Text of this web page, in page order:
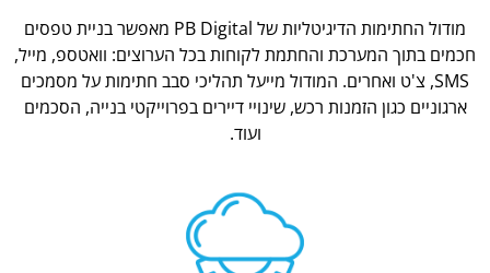
מודול החתימות הדיגיטליות של PB Digital מאפשר בניית טפסים
חכמים בתוך המערכת והחתמת לקוחות בכל הערוצים: וואטספ, מייל,
SMS, צ'ט ואחרים. המודול מייעל תהליכי סבב חתימות על מסמכים
ארגוניים כגון הזמנות רכש, שינויי דיירים בפרוייקטי בנייה, הסכמים
ועוד.